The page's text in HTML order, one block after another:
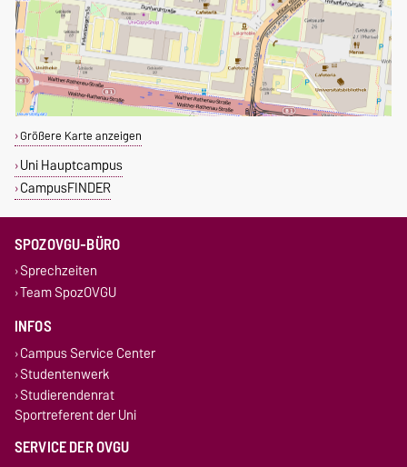
Größere Karte anzeigen
Uni Hauptcampus
CampusFINDER
SPOZOVGU-BÜRO
Sprechzeiten
Team SpozOVGU
INFOS
Campus Service Center
Studentenwerk
Studierendenrat
Sportreferent der Uni
SERVICE DER OVGU